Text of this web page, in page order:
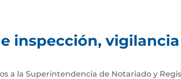
inspección,
a la Superintendencia de Notariado y